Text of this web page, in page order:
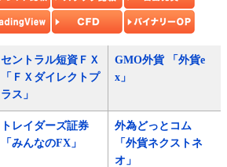
セントラル短資ＦＸ
「ＦＸダイレクトプ
ラス」
GMO外貨 「外貨e
x」
トレイダーズ証券
「みんなのFX」
外為どっとコム
「外貨ネクストネ
オ」